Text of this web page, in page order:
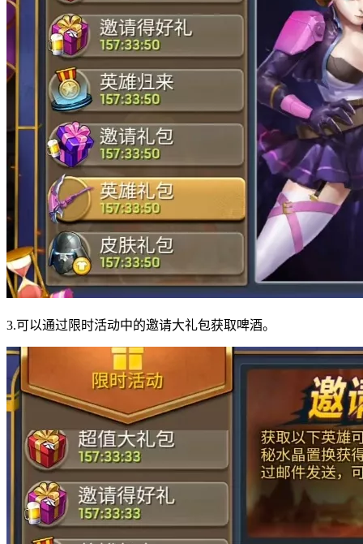
3.可以通过限时活动中的邀请大礼包获取啤酒。